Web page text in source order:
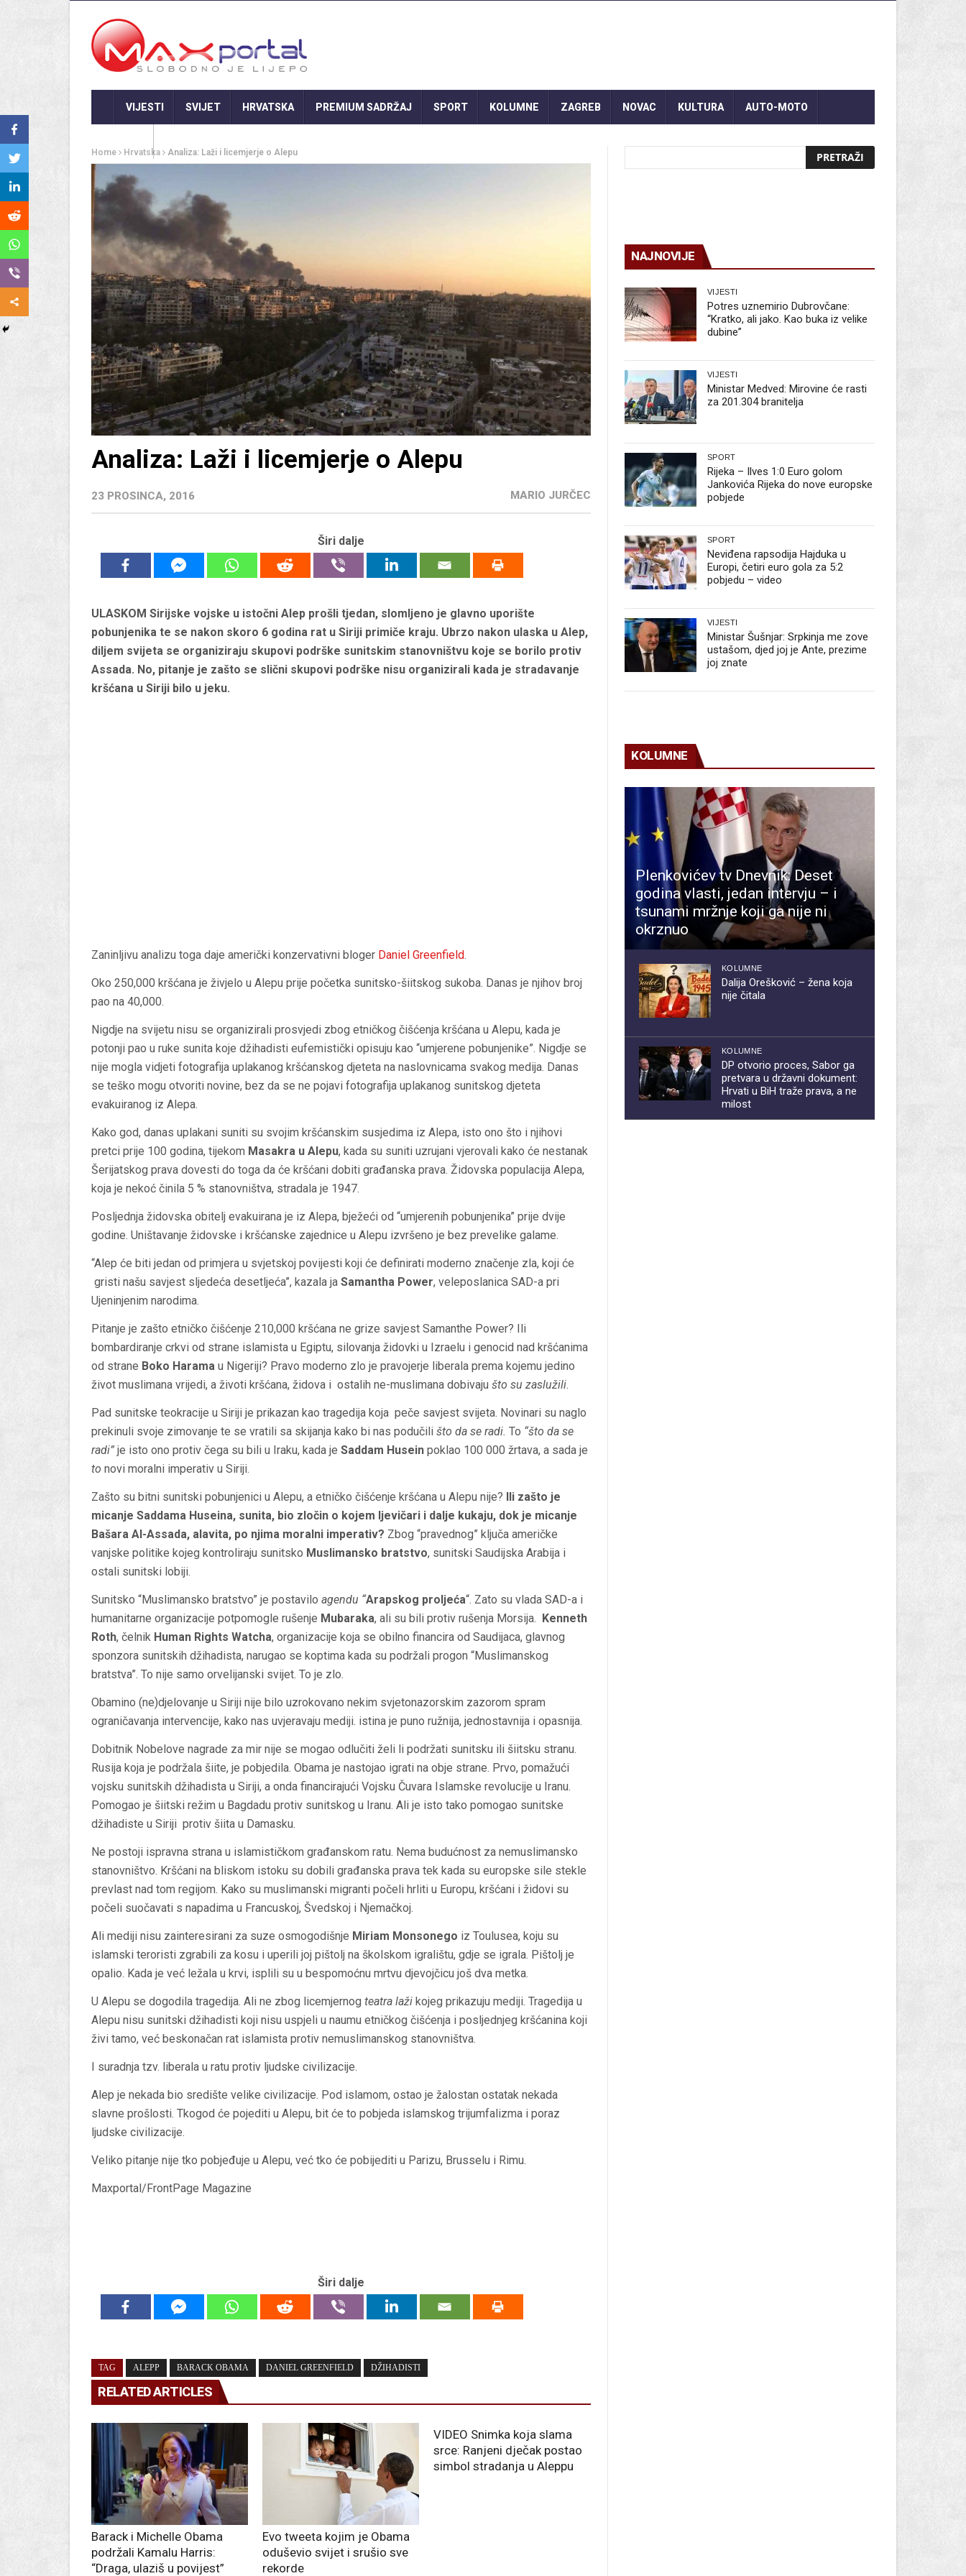
VIJESTI SVIJET HRVATSKA PREMIUM SADRŽAJ SPORT KOLUMNE ZAGREB NOVAC KULTURA AUTO-MOTO
Home Hrvatska Analiza: Laži i licemjerje o Alepu
Analiza: Laži i licemjerje o Alepu
23 PROSINCA, 2016 MARIO JURČEC
Širi dalje
ULASKOM Sirijske vojske u istočni Alep prošli tjedan, slomljeno je glavno uporište
pobunjenika te se nakon skoro 6 godina rat u Siriji primiče kraju. Ubrzo nakon ulaska u Alep,
diljem svijeta se organiziraju skupovi podrške sunitskim stanovništvu koje se borilo protiv
Assada. No, pitanje je zašto se slični skupovi podrške nisu organizirali kada je stradavanje
kršćana u Siriji bilo u jeku.
Zaninljivu analizu toga daje američki konzervativni bloger Daniel Greenfield.
Oko 250,000 kršćana je živjelo u Alepu prije početka sunitsko-šiitskog sukoba. Danas je njihov broj
pao na 40,000.
Nigdje na svijetu nisu se organizirali prosvjedi zbog etničkog čišćenja kršćana u Alepu, kada je
potonji pao u ruke sunita koje džihadisti eufemistički opisuju kao “umjerene pobunjenike”. Nigdje se
nije mogla vidjeti fotografija uplakanog kršćanskog djeteta na naslovnicama svakog medija. Danas
se teško mogu otvoriti novine, bez da se ne pojavi fotografija uplakanog sunitskog djeteta
evakuiranog iz Alepa.
Kako god, danas uplakani suniti su svojim kršćanskim susjedima iz Alepa, isto ono što i njihovi
pretci prije 100 godina, tijekom Masakra u Alepu, kada su suniti uzrujani vjerovali kako će nestanak
Šerijatskog prava dovesti do toga da će kršćani dobiti građanska prava. Židovska populacija Alepa,
koja je nekoć činila 5 % stanovništva, stradala je 1947.
Posljednja židovska obitelj evakuirana je iz Alepa, bježeći od “umjerenih pobunjenika” prije dvije
godine. Uništavanje židovske i kršćanske zajednice u Alepu izvršeno je bez prevelike galame.
“Alep će biti jedan od primjera u svjetskoj povijesti koji će definirati moderno značenje zla, koji će
gristi našu savjest sljedeća desetljeća”, kazala ja Samantha Power, veleposlanica SAD-a pri
Ujeninjenim narodima.
Pitanje je zašto etničko čišćenje 210,000 kršćana ne grize savjest Samanthe Power? Ili
bombardiranje crkvi od strane islamista u Egiptu, silovanja židovki u Izraelu i genocid nad kršćanima
od strane Boko Harama u Nigeriji? Pravo moderno zlo je pravojerje liberala prema kojemu jedino
život muslimana vrijedi, a životi kršćana, židova i ostalih ne-muslimana dobivaju što su zaslužili.
Pad sunitske teokracije u Siriji je prikazan kao tragedija koja peče savjest svijeta. Novinari su naglo
prekinuli svoje zimovanje te se vratili sa skijanja kako bi nas podučili što da se radi. To “što da se
radi” je isto ono protiv čega su bili u Iraku, kada je Saddam Husein poklao 100 000 žrtava, a sada je
to novi moralni imperativ u Siriji.
Zašto su bitni sunitski pobunjenici u Alepu, a etničko čišćenje kršćana u Alepu nije?
Ili zašto je
micanje Saddama Huseina, sunita, bio zločin o kojem ljevičari i dalje kukaju, dok je micanje
Bašara Al-Assada, alavita, po njima moralni imperativ? Zbog “pravednog” ključa američke
vanjske politike kojeg kontroliraju sunitsko Muslimansko bratstvo, sunitski Saudijska Arabija i
ostali sunitski lobiji.
Sunitsko “Muslimansko bratstvo” je postavilo agendu “Arapskog proljeća“. Zato su vlada SAD-a i
humanitarne organizacije potpomogle rušenje Mubaraka, ali su bili protiv rušenja Morsija.
Kenneth
Roth, čelnik Human Rights Watcha, organizacije koja se obilno financira od Saudijaca, glavnog
sponzora sunitskih džihadista, narugao se koptima kada su podržali progon “Muslimanskog
bratstva”. To nije samo orvelijanski svijet. To je zlo.
Obamino (ne)djelovanje u Siriji nije bilo uzrokovano nekim svjetonazorskim zazorom spram
ograničavanja intervencije, kako nas uvjeravaju mediji. istina je puno ružnija, jednostavnija i opasnija.
Dobitnik Nobelove nagrade za mir nije se mogao odlučiti želi li podržati sunitsku ili šiitsku stranu.
Rusija koja je podržala šiite, je pobjedila. Obama je nastojao igrati na obje strane. Prvo, pomažući
vojsku sunitskih džihadista u Siriji, a onda financirajući Vojsku Čuvara Islamske revolucije u Iranu.
Pomogao je šiitski režim u Bagdadu protiv sunitskog u Iranu. Ali je isto tako pomogao sunitske
džihadiste u Siriji protiv šiita u Damasku.
Ne postoji ispravna strana u islamističkom građanskom ratu. Nema budućnost za nemuslimansko
stanovništvo. Kršćani na bliskom istoku su dobili građanska prava tek kada su europske sile stekle
prevlast nad tom regijom. Kako su muslimanski migranti počeli hrliti u Europu, kršćani i židovi su
počeli suočavati s napadima u Francuskoj, Švedskoj i Njemačkoj.
Ali mediji nisu zainteresirani za suze osmogodišnje Miriam Monsonego iz Toulusea, koju su
islamski teroristi zgrabili za kosu i uperili joj pištolj na školskom igralištu, gdje se igrala. Pištolj je
opalio. Kada je već ležala u krvi, isplili su u bespomoćnu mrtvu djevojčicu još dva metka.
U Alepu se dogodila tragedija. Ali ne zbog licemjernog teatra laži kojeg prikazuju mediji. Tragedija u
Alepu nisu sunitski džihadisti koji nisu uspjeli u naumu etničkog čišćenja i posljednjeg kršćanina koji
živi tamo, već beskonačan rat islamista protiv nemuslimanskog stanovništva.
I suradnja tzv. liberala u ratu protiv ljudske civilizacije.
Alep je nekada bio središte velike civilizacije. Pod islamom, ostao je žalostan ostatak nekada
slavne prošlosti. Tkogod će pojediti u Alepu, bit će to pobjeda islamskog trijumfalizma i poraz
ljudske civilizacije.
Veliko pitanje nije tko pobjeđuje u Alepu, već tko će pobijediti u Parizu, Brusselu i Rimu.
Maxportal/FrontPage Magazine
Širi dalje
TAG ALEPP BARACK OBAMA DANIEL GREENFIELD DŽIHADISTI
RELATED ARTICLES
Barack i Michelle Obama
podržali Kamalu Harris:
“Draga, ulaziš u povijest”
Evo tweeta kojim je Obama
oduševio svijet i srušio sve
rekorde
VIDEO Snimka koja slama
srce: Ranjeni dječak postao
simbol stradanja u Aleppu
NAJNOVIJE
VIJESTI
Potres uznemirio Dubrovčane:
“Kratko, ali jako. Kao buka iz velike
dubine”
VIJESTI
Ministar Medved: Mirovine će rasti
za 201.304 branitelja
SPORT
Rijeka – Ilves 1:0 Euro golom
Jankovića Rijeka do nove europske
pobjede
SPORT
Neviđena rapsodija Hajduka u
Europi, četiri euro gola za 5:2
pobjedu – video
VIJESTI
Ministar Šušnjar: Srpkinja me zove
ustašom, djed joj je Ante, prezime
joj znate
KOLUMNE
Plenkovićev tv Dnevnik: Deset
godina vlasti, jedan intervju – i
tsunami mržnje koji ga nije ni
okrznuo
KOLUMNE
Dalija Orešković – žena koja
nije čitala
KOLUMNE
DP otvorio proces, Sabor ga
pretvara u državni dokument:
Hrvati u BiH traže prava, a ne
milost